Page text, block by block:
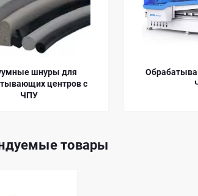
Обрабатывающие центры с
товары